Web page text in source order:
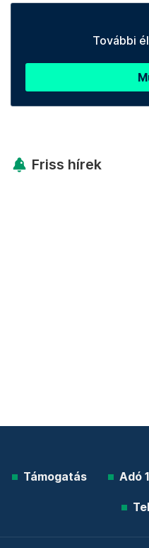
További
Friss hírek
Támogatás Adó